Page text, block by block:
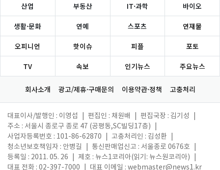
산업 부동산 IT·과학 바이오
생활·문화 연예 스포츠 연재물
오피니언 핫이슈 피플 포토
TV 속보 인기뉴스 주요뉴스
회사소개 광고/제휴·구매문의 이용약관·정책 고충처리
대표이사/발행인 : 이영섭 편집인 : 채원배 편집국장 : 김기성
주소 : 서울시 종로구 종로 47 (공평동,SC빌딩17층)
사업자등록번호 : 101-86-62870
고충처리인 : 김성환
청소년보호책임자 : 안병길
통신판매업신고 : 서울종로 0676호
등록일 : 2011. 05. 26
제호 : 뉴스1코리아(읽기: 뉴스원코리아)
대표 전화 : 02-397-7000
대표 이메일 : webmaster@news1.kr